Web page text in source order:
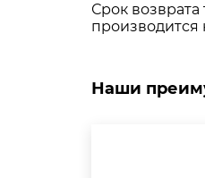
Срок
производится
Наши